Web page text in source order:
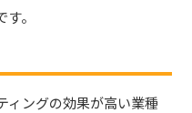
。
ィングの効果が高い業種